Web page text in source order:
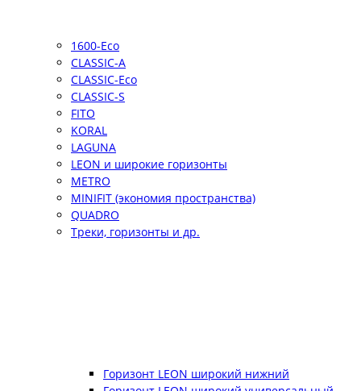
1600-Eco
CLASSIC-A
CLASSIC-Eco
CLASSIC-S
FITO
KORAL
LAGUNA
LEON и широкие горизонты
METRO
MINIFIT (экономия пространства)
QUADRO
Треки, горизонты и др.
Горизонт LEON широкий нижний